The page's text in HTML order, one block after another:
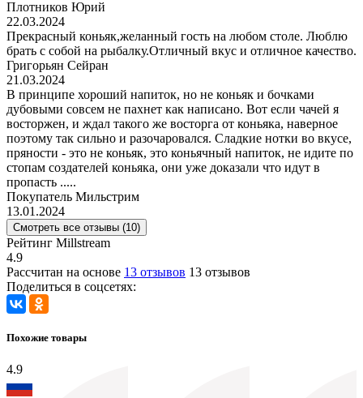
Плотников Юрий
22.03.2024
Прекрасный коньяк,желанный гость на любом столе. Люблю
брать с собой на рыбалку.Отличный вкус и отличное качество.
Григорьян Сейран
21.03.2024
В принципе хороший напиток, но не коньяк и бочками
дубовыми совсем не пахнет как написано. Вот если чачей я
восторжен, и ждал такого же восторга от коньяка, наверное
поэтому так сильно и разочаровался. Сладкие нотки во вкусе,
пряности - это не коньяк, это коньячный напиток, не идите по
стопам создателей коньяка, они уже доказали что идут в
пропасть .....
Покупатель Мильстрим
13.01.2024
Смотреть все отзывы (10)
Рейтинг Millstream
4.9
Рассчитан на основе 13 отзывов 13 отзывов
Поделиться в соцсетях:
Похожие товары
4.9